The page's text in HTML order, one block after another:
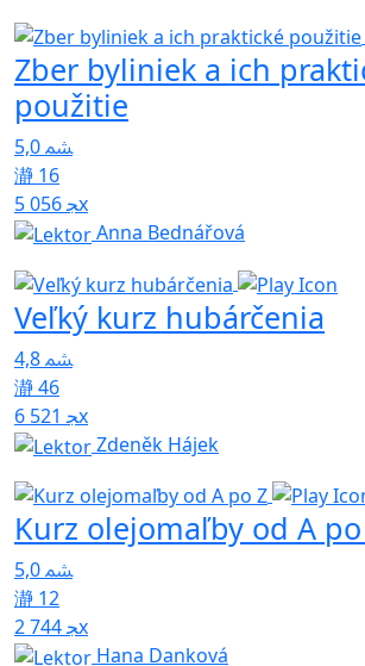
Zber byliniek a ich
použitie
5,0
16
5 056x
Anna Bednářová
Veľký kurz hubárčenia
4,8
46
6 521x
Zdeněk Hájek
Kurz olejomaľby od A
5,0
12
2 744x
Hana Danková